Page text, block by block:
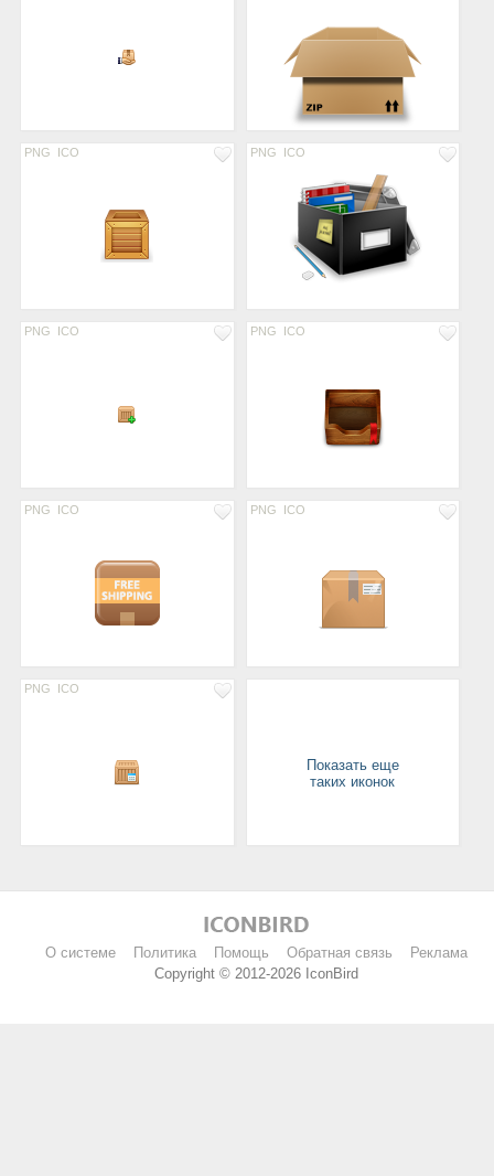
PNG ICO PNG ICO
PNG ICO PNG ICO
PNG ICO PNG ICO
PNG ICO
Показать еще
таких иконок
О системе Политика Помощь Обратная связь
Реклама
Copyright © 2012-2026 IconBird